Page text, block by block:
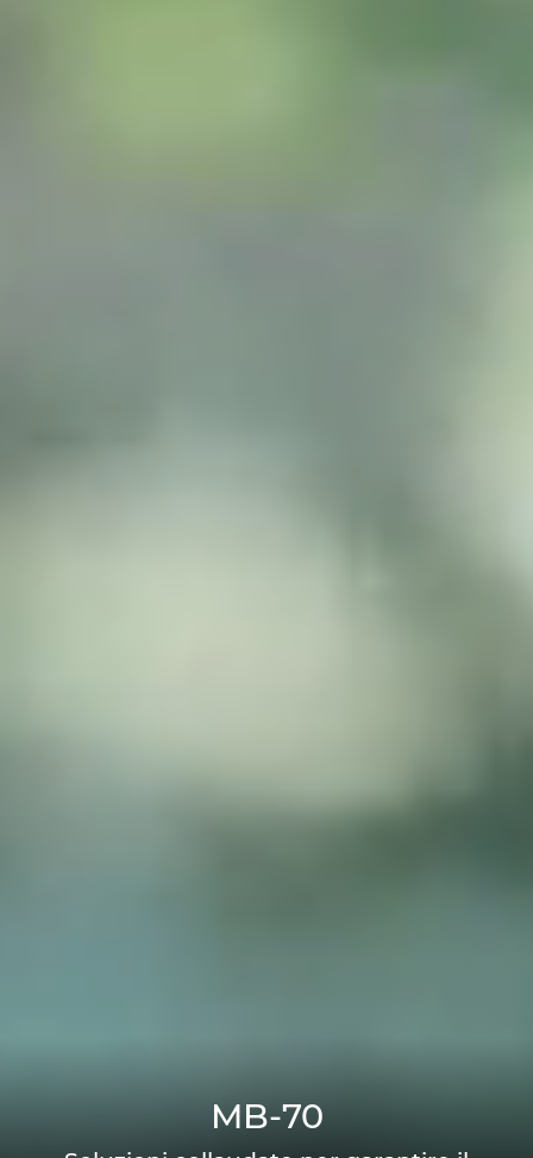
MB-70